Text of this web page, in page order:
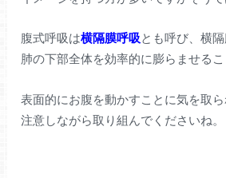
腹式呼吸は横隔膜呼吸とも呼び、横
肺の下部全体を効率的に膨らませるこ
表面的にお腹を動かすことに気を取
注意しながら取り組んでくださいね。